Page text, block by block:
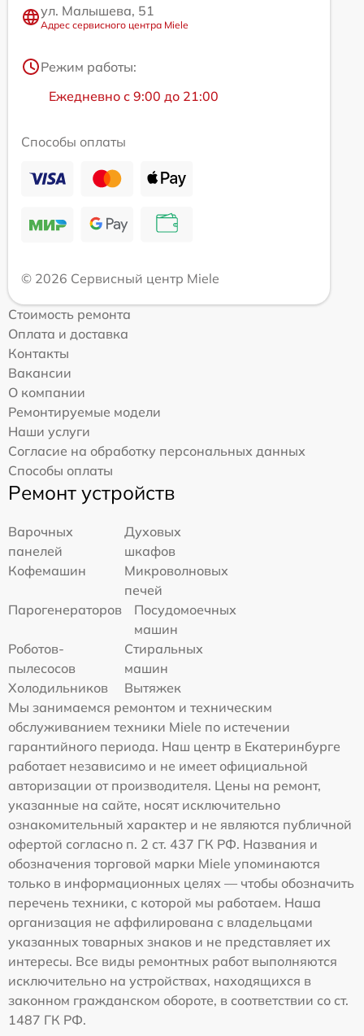
ул. Малышева, 51
Адрес сервисного центра Miele
Режим работы:
Ежедневно с 9:00 до 21:00
Способы оплаты
© 2026 Сервисный центр Miele
Стоимость ремонта
Оплата и доставка
Контакты
Вакансии
О компании
Ремонтируемые модели
Наши услуги
Согласие на обработку персональных данных
Способы оплаты
Ремонт устройств
Варочных
панелей
Духовых
шкафов
Кофемашин
Микроволновых
печей
Парогенераторов
Посудомоечных
машин
Роботов-
пылесосов
Стиральных
машин
Холодильников
Вытяжек
Мы занимаемся ремонтом и техническим
обслуживанием техники Miele по истечении
гарантийного периода. Наш центр в Екатеринбурге
работает независимо и не имеет официальной
авторизации от производителя. Цены на ремонт,
указанные на сайте, носят исключительно
ознакомительный характер и не являются публичной
офертой согласно п. 2 ст. 437 ГК РФ. Названия и
обозначения торговой марки Miele упоминаются
только в информационных целях — чтобы обозначить
перечень техники, с которой мы работаем. Наша
организация не аффилирована с владельцами
указанных товарных знаков и не представляет их
интересы. Все виды ремонтных работ выполняются
исключительно на устройствах, находящихся в
законном гражданском обороте, в соответствии со ст.
1487 ГК РФ.